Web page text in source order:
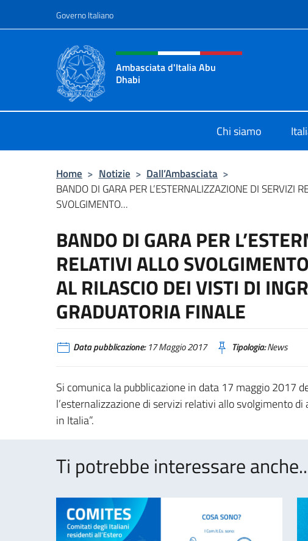
Governo Italiano
Intestazione sito, social e
Ambasciata d'Italia Abu
Dhabi
Chi siamo
Home > Notizie > Dall’Ambasciata >
BANDO DI GARA PER L’ESTERNALIZZAZIONE DI SERVIZI
SVOLGIMENTO...
BANDO DI GARA PER
RELATIVI ALLO
AL RILASCIO DEI VISTI DI
GRADUATORIA FINALE
Data pubblicazione:17 Maggio 2017 Tipologia:News
Si comunica la pubblicazione in data 17 maggio 2017
l’esternalizzazione di servizi relativi allo svolgimento
in Italia”.
Ti potrebbe interessare anche..